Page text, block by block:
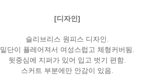
[디자인]
슬리브리스 원피스 디자인.
밑단이 플레어져서 여성스럽고 체형커버됨.
뒷중심에 지퍼가 있어 입고 벗기 편함.
스커트 부분에만 안감이 있음.